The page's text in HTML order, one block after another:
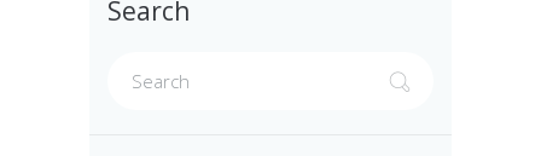
Search